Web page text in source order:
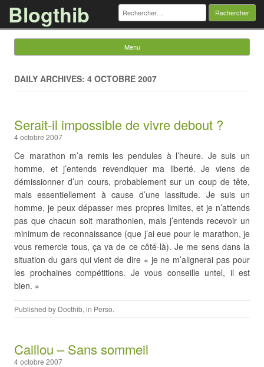
Blogthib Rechercher :
Menu
DAILY ARCHIVES: 4 OCTOBRE 2007
Serait-il impossible de vivre debout ?
4 octobre 2007
Ce marathon m’a remis les pendules à l’heure. Je suis un
homme, et j’entends revendiquer ma liberté. Je viens de
démissionner d’un cours, probablement sur un coup de tête,
mais essentiellement à cause d’une lassitude. Je suis un
homme, je peux dépasser mes propres limites, et je n’attends
pas que chacun soit marathonien, mais j’entends recevoir un
minimum de reconnaissance (que j’ai eue pour le marathon, je
vous remercie tous, ça va de ce côté-là). Je me sens dans la
situation du gars qui vient de dire « je ne m’alignerai pas pour
les prochaines compétitions. Je vous conseille untel, il est
bien. »
Published by Docthib, in Perso.
Caillou – Sans sommeil
4 octobre 2007